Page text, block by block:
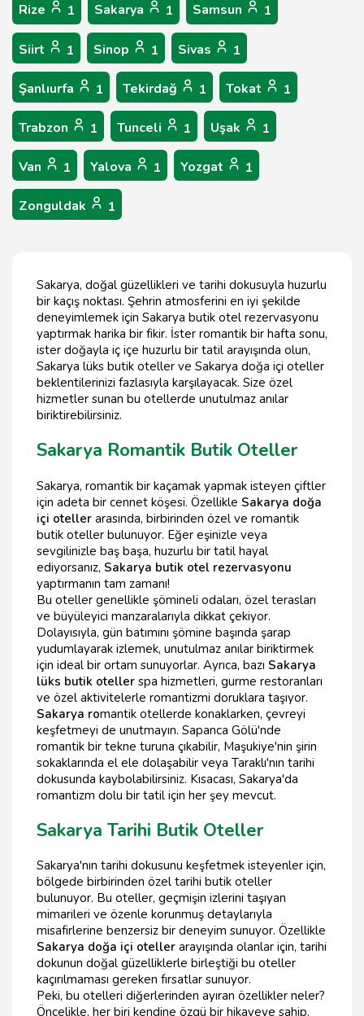
Rize 1 Sakarya 1 Samsun 1
Siirt 1 Sinop 1 Sivas 1
Şanlıurfa 1 Tekirdağ 1 Tokat 1
Trabzon 1 Tunceli 1 Uşak 1
Van 1 Yalova 1 Yozgat 1
Zonguldak 1
Sakarya, doğal güzellikleri ve tarihi dokusuyla huzurlu
bir kaçış noktası. Şehrin atmosferini en iyi şekilde
deneyimlemek için Sakarya butik otel rezervasyonu
yaptırmak harika bir fikir. İster romantik bir hafta sonu,
ister doğayla iç içe huzurlu bir tatil arayışında olun,
Sakarya lüks butik oteller ve Sakarya doğa içi oteller
beklentilerinizi fazlasıyla karşılayacak. Size özel
hizmetler sunan bu otellerde unutulmaz anılar
biriktirebilirsiniz.
Sakarya Romantik Butik Oteller
Sakarya, romantik bir kaçamak yapmak isteyen çiftler
için adeta bir cennet köşesi. Özellikle Sakarya doğa
içi oteller arasında, birbirinden özel ve romantik
butik oteller bulunuyor. Eğer eşinizle veya
sevgilinizle baş başa, huzurlu bir tatil hayal
ediyorsanız, Sakarya butik otel rezervasyonu
yaptırmanın tam zamanı!
Bu oteller genellikle şömineli odaları, özel terasları
ve büyüleyici manzaralarıyla dikkat çekiyor.
Dolayısıyla, gün batımını şömine başında şarap
yudumlayarak izlemek, unutulmaz anılar biriktirmek
için ideal bir ortam sunuyorlar. Ayrıca, bazı Sakarya
lüks butik oteller spa hizmetleri, gurme restoranları
ve özel aktivitelerle romantizmi doruklara taşıyor.
Sakarya romantik otellerde konaklarken, çevreyi
keşfetmeyi de unutmayın. Sapanca Gölü'nde
romantik bir tekne turuna çıkabilir, Maşukiye'nin şirin
sokaklarında el ele dolaşabilir veya Taraklı'nın tarihi
dokusunda kaybolabilirsiniz. Kısacası, Sakarya'da
romantizm dolu bir tatil için her şey mevcut.
Sakarya Tarihi Butik Oteller
Sakarya'nın tarihi dokusunu keşfetmek isteyenler için,
bölgede birbirinden özel tarihi butik oteller
bulunuyor. Bu oteller, geçmişin izlerini taşıyan
mimarileri ve özenle korunmuş detaylarıyla
misafirlerine benzersiz bir deneyim sunuyor. Özellikle
Sakarya doğa içi oteller arayışında olanlar için, tarihi
dokunun doğal güzelliklerle birleştiği bu oteller
kaçırılmaması gereken fırsatlar sunuyor.
Peki, bu otelleri diğerlerinden ayıran özellikler neler?
Öncelikle, her biri kendine özgü bir hikayeye sahip.